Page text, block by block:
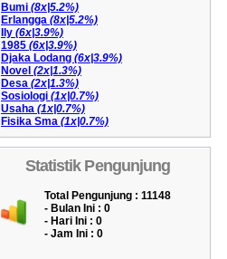
Bumi (8x|5.2%)
Erlangga (8x|5.2%)
Ily (6x|3.9%)
1985 (6x|3.9%)
Djaka Lodang (6x|3.9%)
Novel (2x|1.3%)
Desa (2x|1.3%)
Sosiologi (1x|0.7%)
Usaha (1x|0.7%)
Fisika Sma (1x|0.7%)
Statistik Pengunjung
Total Pengunjung : 11148
- Bulan Ini : 0
- Hari Ini : 0
- Jam Ini : 0